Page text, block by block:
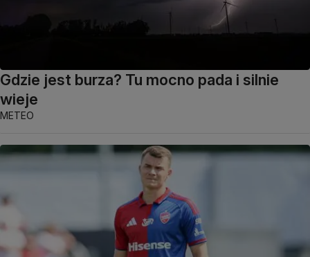
Gdzie jest burza? Tu mocno pada i silnie
wieje
METEO